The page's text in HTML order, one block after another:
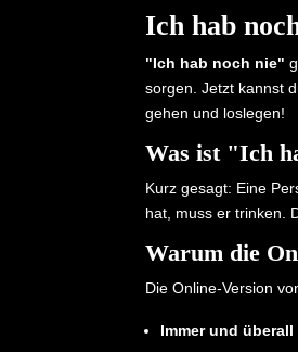
Ich hab
"Ich hab noch nie"
sorgen. Jetzt kannst
gehen und loslegen!
Was ist "Ich
Kurz gesagt: Eine
hat, muss er trinken.
Warum die
Die Online-Version
Immer und